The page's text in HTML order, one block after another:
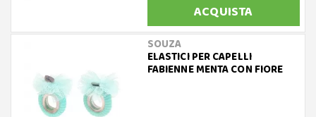
ACQUISTA
SOUZA
ELASTICI PER CAPELLI
FABIENNE MENTA CON FIORE